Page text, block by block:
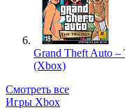
Grand Theft Auto
(Xbox)
Смотреть все
Игры Xbox